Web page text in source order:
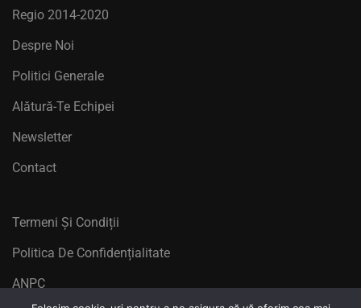
Regio 2014-2020
Despre Noi
Politici Generale
Alătură-Te Echipei
Newsletter
Contact
Termeni Și Condiții
Politica De Confidențialitate
ANPC